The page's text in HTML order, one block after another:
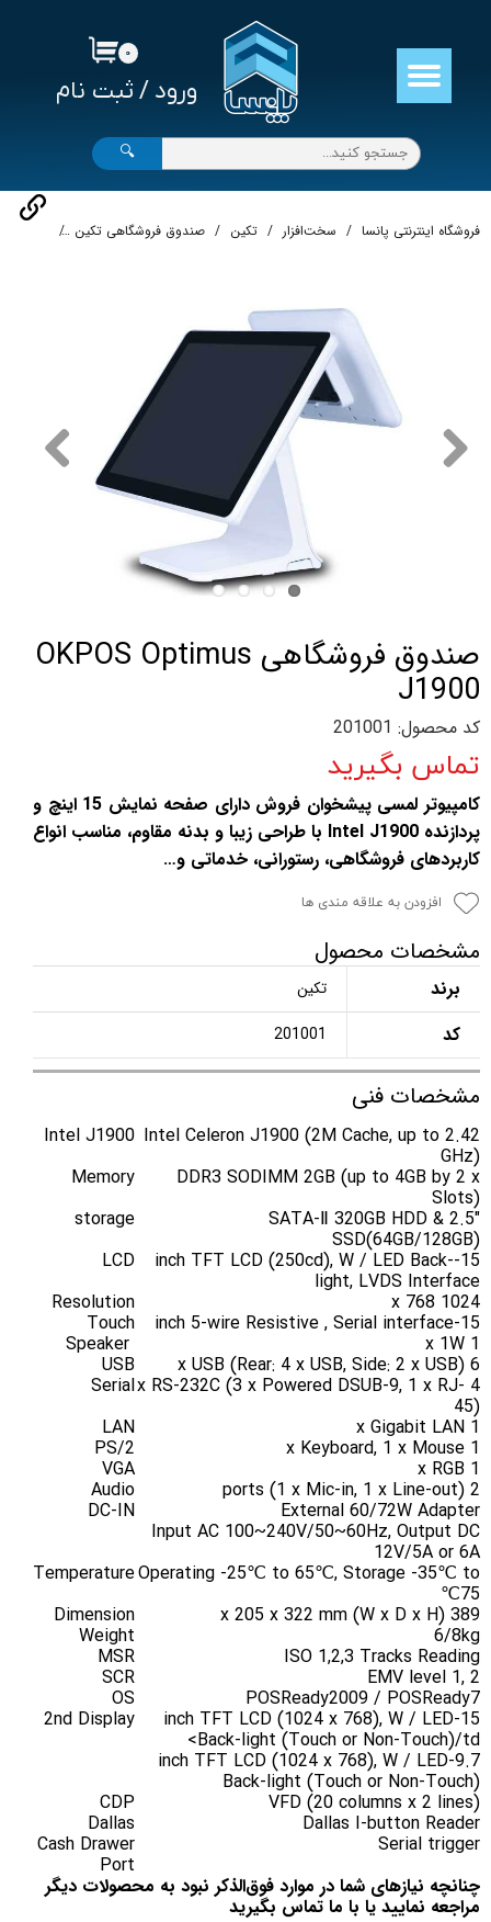
ورود / ثبت نام
حساب کاربری من
تغییر گذر واژه
سفارشات
خروج از حساب کاربری
۰
🔍
فروشگاه اینترنتی پانسا سخت‌افزار تکین صندوق فروشگاهی تکین
صندوق فروشگاهی OKPOS Optimus
J1900
کد محصول: 201001
تماس بگیرید
کامپیوتر لمسی پیشخوان فروش دارای صفحه نمایش 15 اینچ و
پردازنده Intel J1900 با طراحی زیبا و بدنه مقاوم، مناسب انواع
کاربردهای فروشگاهی، رستورانی، خدماتی و…
افزودن به علاقه مندی ها
مشخصات محصول
برند تکین
کد 201001
مشخصات فنی
Intel Celeron J1900 (2M Cache, up to 2.42
GHz)
Intel J1900
DDR3 SODIMM 2GB (up to 4GB by 2 x
Slots)
Memory
2.5″ SATA-Ⅱ 320GB HDD &
SSD(64GB/128GB)
storage
15-inch TFT LCD (250cd), W / LED Back-
light, LVDS Interface
LCD
1024 x 768
Resolution
15-inch 5-wire Resistive , Serial interface
Touch
1 x 1W
6 x USB (Rear: 4 x USB, Side: 2 x USB)
USB
4 x RS-232C (3 x Powered DSUB-9, 1 x RJ-
45)
Serial
1 x Gigabit LAN
LAN
1 x Keyboard, 1 x Mouse
PS/2
1 x RGB
VGA
2 ports (1 x Mic-in, 1 x Line-out)
Audio
External 60/72W Adapter
DC-IN
Input AC 100~240V/50~60Hz, Output DC
12V/5A or 6A
Operating -25℃ to 65℃, Storage -35℃ to
75℃
Temperature
389 x 205 x 322 mm (W x D x H)
Dimension
6/8kg
Weight
ISO 1,2,3 Tracks Reading
MSR
EMV level 1, 2
SCR
POSReady2009 / POSReady7
OS
15-inch TFT LCD (1024 x 768), W / LED
Back-light (Touch or Non-Touch)/td>
2nd Display
9.7-inch TFT LCD (1024 x 768), W / LED
Back-light (Touch or Non-Touch)
VFD (20 columns x 2 lines)
CDP
Dallas I-button Reader
Dallas
Serial trigger
Cash Drawer
Port
چنانچه نیازهای شما در موارد فوق‌الذکر نبود به محصولات دیگر
مراجعه نمایید یا با ما تماس بگیرید